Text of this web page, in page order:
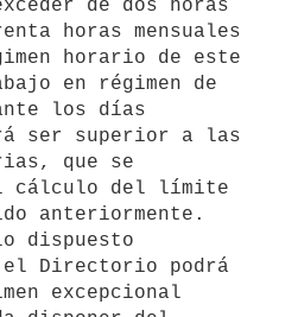
de dos horas
horas mensuales
horario de este
en régimen de
los días
ser superior a las
que se
cálculo del límite
anteriormente.
el Directorio podrá
excepcional